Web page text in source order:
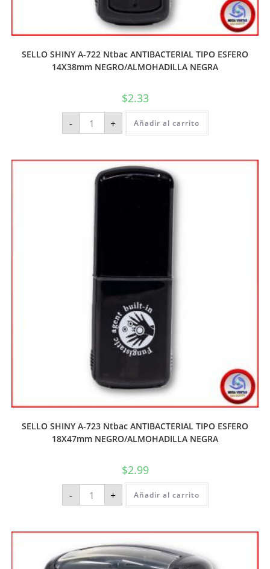
SELLO SHINY A-722 Ntbac ANTIBACTERIAL TIPO ESFERO
14X38mm NEGRO/ALMOHADILLA NEGRA
$2.33
- + Añadir al carrito
SELLO SHINY A-723 Ntbac ANTIBACTERIAL TIPO ESFERO
18X47mm NEGRO/ALMOHADILLA NEGRA
$2.99
- + Añadir al carrito